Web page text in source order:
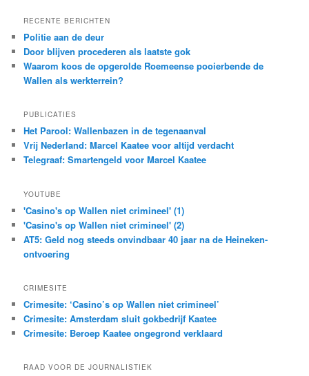
RECENTE BERICHTEN
Politie aan de deur
Door blijven procederen als laatste gok
Waarom koos de opgerolde Roemeense pooierbende de
Wallen als werkterrein?
PUBLICATIES
Het Parool: Wallenbazen in de tegenaanval
Vrij Nederland: Marcel Kaatee voor altijd verdacht
Telegraaf: Smartengeld voor Marcel Kaatee
YOUTUBE
'Casino's op Wallen niet crimineel' (1)
'Casino's op Wallen niet crimineel' (2)
AT5: Geld nog steeds onvindbaar 40 jaar na de Heineken-
ontvoering
CRIMESITE
Crimesite: ‘Casino’s op Wallen niet crimineel’
Crimesite: Amsterdam sluit gokbedrijf Kaatee
Crimesite: Beroep Kaatee ongegrond verklaard
RAAD VOOR DE JOURNALISTIEK